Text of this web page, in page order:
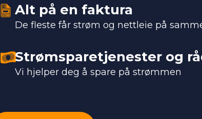
Alt på en faktura
De fleste får strøm og nettleie på
Strømsparetjenester og
Vi hjelper deg å spare på strømmen